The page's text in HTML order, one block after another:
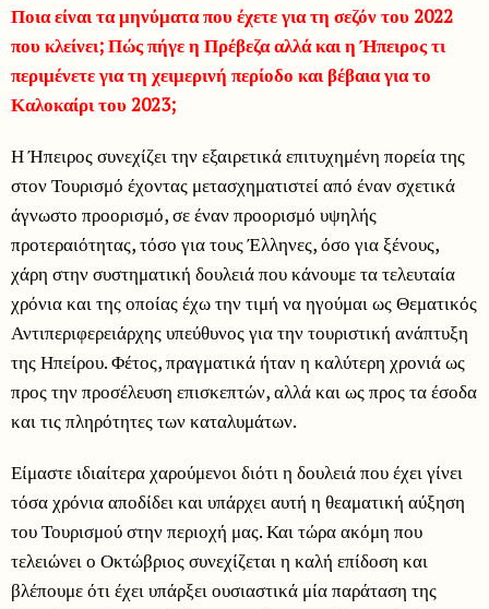
Ποια είναι τα μηνύματα που έχετε για τη σεζόν του 2022
που κλείνει; Πώς πήγε η Πρέβεζα αλλά και η Ήπειρος τι
περιμένετε για τη χειμερινή περίοδο και βέβαια για το
Καλοκαίρι του 2023;
Η Ήπειρος συνεχίζει την εξαιρετικά επιτυχημένη πορεία της
στον Τουρισμό έχοντας μετασχηματιστεί από έναν σχετικά
άγνωστο προορισμό, σε έναν προορισμό υψηλής
προτεραιότητας, τόσο για τους Έλληνες, όσο για ξένους,
χάρη στην συστηματική δουλειά που κάνουμε τα τελευταία
χρόνια και της οποίας έχω την τιμή να ηγούμαι ως Θεματικός
Αντιπεριφερειάρχης υπεύθυνος για την τουριστική ανάπτυξη
της Ηπείρου. Φέτος, πραγματικά ήταν η καλύτερη χρονιά ως
προς την προσέλευση επισκεπτών, αλλά και ως προς τα έσοδα
και τις πληρότητες των καταλυμάτων.
Είμαστε ιδιαίτερα χαρούμενοι διότι η δουλειά που έχει γίνει
τόσα χρόνια αποδίδει και υπάρχει αυτή η θεαματική αύξηση
του Τουρισμού στην περιοχή μας. Και τώρα ακόμη που
τελειώνει ο Οκτώβριος συνεχίζεται η καλή επίδοση και
βλέπουμε ότι έχει υπάρξει ουσιαστικά μία παράταση της